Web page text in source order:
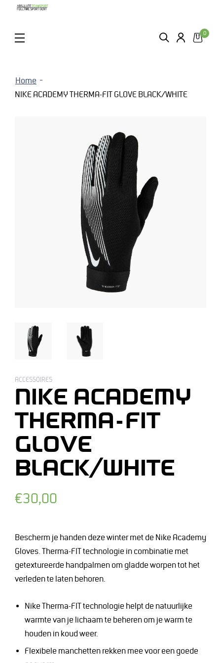
ZOEKEN LOGIN
0
Home
NIKE ACADEMY THERMA-FIT GLOVE BLACK/WHITE
ACCESSOIRES
NIKE ACADEMY
THERMA-FIT
GLOVE
BLACK/WHITE
Normale
€30,00
Bescherm je handen deze winter met de Nike Academy
Gloves. Therma-FIT technologie in combinatie met
getextureerde handpalmen om gladde worpen tot het
verleden te laten behoren.
Nike Therma-FIT technologie helpt de natuurlijke
warmte van je lichaam te beheren om je warm te
houden in koud weer.
Flexibele manchetten rekken mee voor een goede